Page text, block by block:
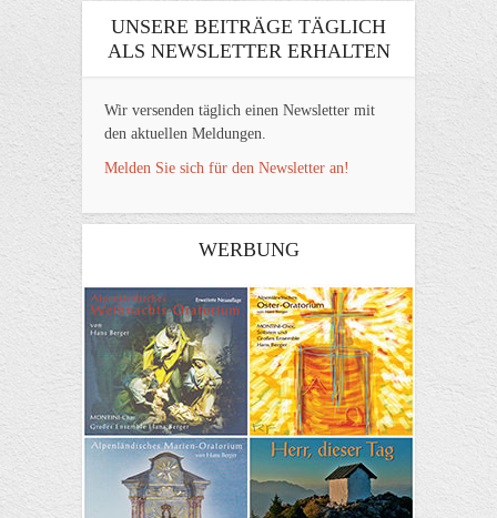
UNSERE BEITRÄGE TÄGLICH
ALS NEWSLETTER ERHALTEN
Wir versenden täglich einen Newsletter mit
den aktuellen Meldungen.
Melden Sie sich für den Newsletter an!
WERBUNG